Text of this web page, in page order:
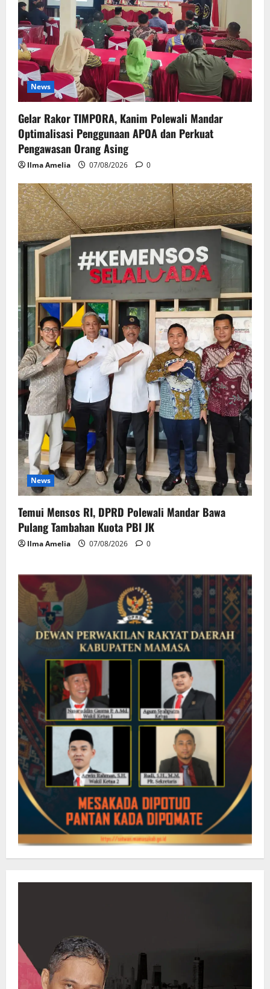
News
Gelar Rakor TIMPORA, Kanim Polewali Mandar
Optimalisasi Penggunaan APOA dan Perkuat
Pengawasan Orang Asing
Ilma Amelia 07/08/2026 0
News
Temui Mensos RI, DPRD Polewali Mandar Bawa
Pulang Tambahan Kuota PBI JK
Ilma Amelia 07/08/2026 0